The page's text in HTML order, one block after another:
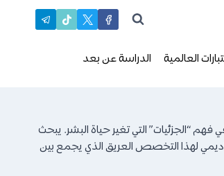
العالمية الدراسة عن بعد
“الجزئيات” التي تغير حياة البشر. يبحث
لهذا التخصص العريق الذي يجمع بين